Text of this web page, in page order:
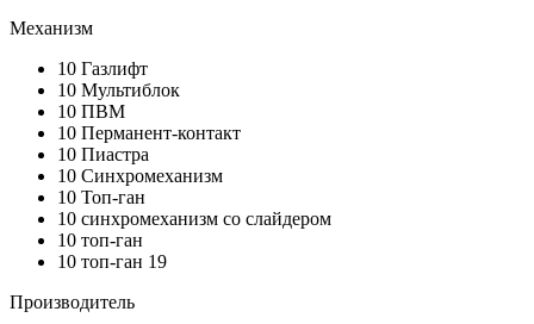
Механизм
10 Газлифт
10 Мультиблок
10 ПВМ
10 Перманент-контакт
10 Пиастра
10 Синхромеханизм
10 Топ-ган
10 синхромеханизм со слайдером
10 топ-ган
10 топ-ган 19
Производитель